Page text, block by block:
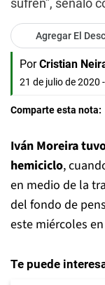
sufren”, señaló
Agregar El
Por Cristian
21 de julio de 2020
Comparte esta nota:
Iván Moreira
hemiciclo,
en medio de la
del fondo de
este miércoles
Te puede